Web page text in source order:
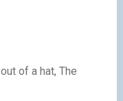
of a hat, The